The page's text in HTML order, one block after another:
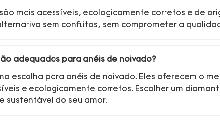
mais acessíveis, ecologicamente corretos e de
sem conflitos, sem comprometer a
adequados para anéis de noivado?
escolha para anéis de noivado. Eles oferecem o
e ecologicamente corretos. Escolher um
sustentável do seu amor.